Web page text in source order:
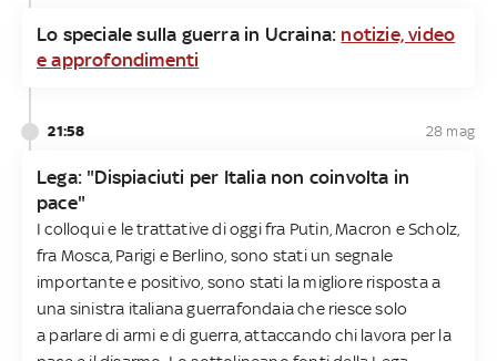
Lo speciale sulla guerra in Ucraina: notizie, video
e approfondimenti
21:58 28 mag
Lega: "Dispiaciuti per Italia non coinvolta in
pace"
I colloqui e le trattative di oggi fra Putin, Macron e Scholz,
fra Mosca, Parigi e Berlino, sono stati un segnale
importante e positivo, sono stati la migliore risposta a
una sinistra italiana guerrafondaia che riesce solo
a parlare di armi e di guerra, attaccando chi lavora per la